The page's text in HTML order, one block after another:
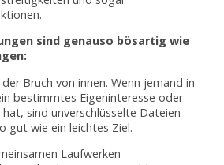
sind genauso bösartig wie
Bruch von innen. Wenn jemand in
bestimmtes Eigeninteresse oder
sind unverschlüsselte Dateien
gut wie ein leichtes Ziel.
Laufwerken